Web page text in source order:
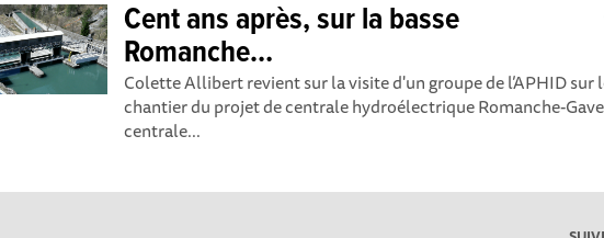
Cent ans après, sur la basse
Romanche…
Colette Allibert revient sur la visite d'un groupe de l’APHID sur
chantier du projet de centrale hydroélectrique Romanche-
centrale...